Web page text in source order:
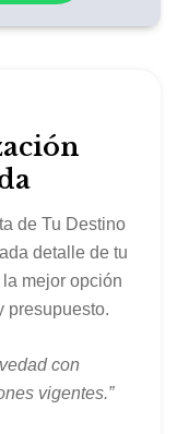
de Tu Destino
detalle de tu
mejor opción
presupuesto.
con
vigentes.”